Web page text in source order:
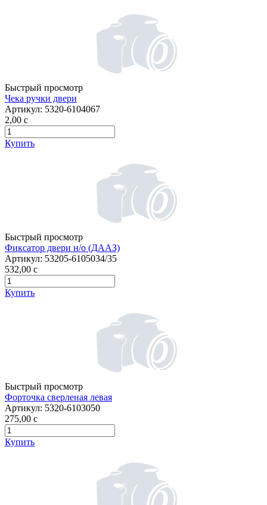
Быстрый просмотр
Чека ручки двери
Артикул: 5320-6104067
2,00 c
Купить
Быстрый просмотр
Фиксатор двери н/о (ДААЗ)
Артикул: 53205-6105034/35
532,00 c
Купить
Быстрый просмотр
Форточка сверленая левая
Артикул: 5320-6103050
275,00 c
Купить